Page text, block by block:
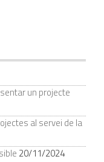
un projecte
al servei de la
20/11/2024